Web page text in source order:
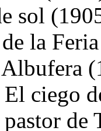
sol
la
ciego
de